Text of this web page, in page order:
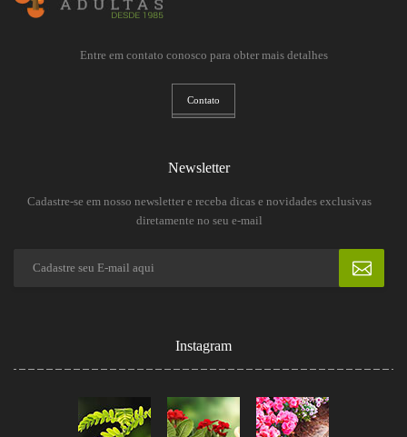
Entre em contato conosco para obter mais detalhes
Contato
Newsletter
Cadastre-se em nosso newsletter e receba dicas e novidades exclusivas
diretamente no seu e-mail
Instagram